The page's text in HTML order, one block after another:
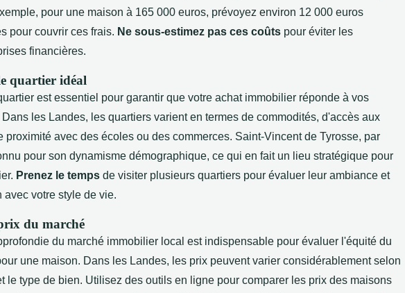
pour une maison à 165 000 euros, prévoyez environ 12 000 euros
pour couvrir ces frais. Ne sous-estimez pas ces coûts pour éviter les
financières.
quartier idéal
est essentiel pour garantir que votre achat immobilier réponde à vos
les Landes, les quartiers varient en termes de commodités, d'accès aux
proximité avec des écoles ou des commerces. Saint-Vincent de Tyrosse, par
pour son dynamisme démographique, ce qui en fait un lieu stratégique pour
Prenez le temps de visiter plusieurs quartiers pour évaluer leur ambiance et
avec votre style de vie.
du marché
du marché immobilier local est indispensable pour évaluer l'équité du
une maison. Dans les Landes, les prix peuvent varier considérablement selon
le type de bien. Utilisez des outils en ligne pour comparer les prix des maisons